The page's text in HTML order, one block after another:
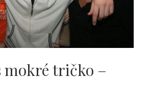
mokré tričko –